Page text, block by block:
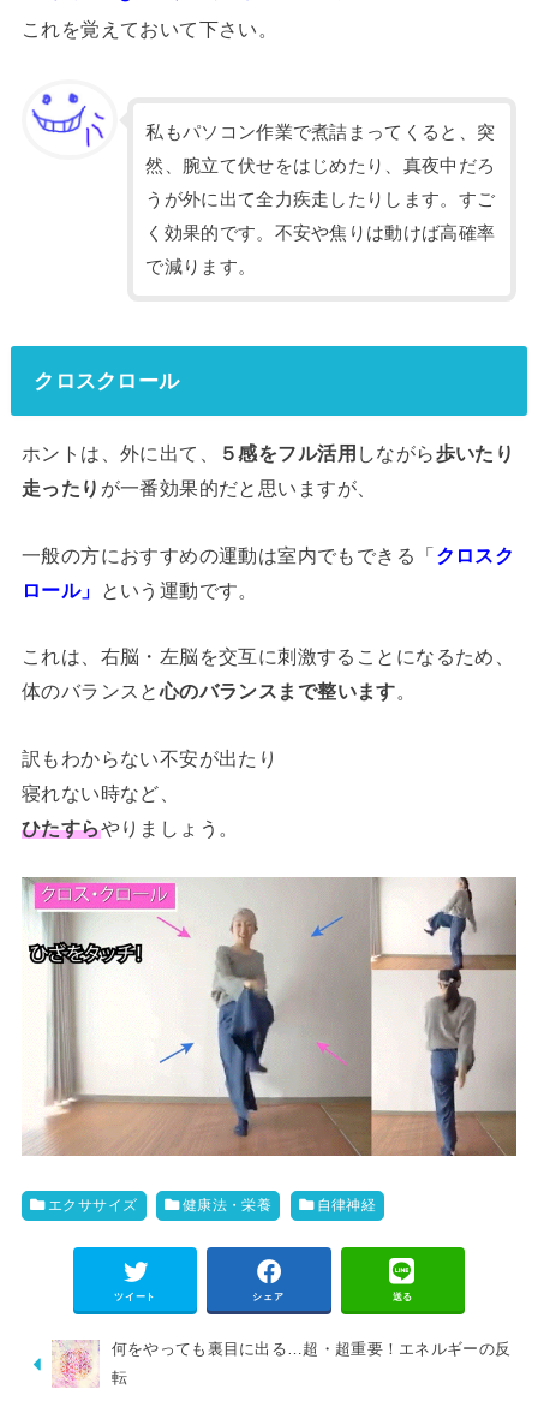
これを覚えておいて下さい。
私もパソコン作業で煮詰まってくると、突
然、腕立て伏せをはじめたり、真夜中だろ
うが外に出て全力疾走したりします。すご
く効果的です。不安や焦りは動けば高確率
で減ります。
クロスクロール
ホントは、外に出て、 ５感をフル活用 しながら歩いたり
走ったり が一番効果的だと思いますが、
一般の方におすすめの運動は室内でもできる「クロスク
ロール」
という運動です。
これは、右脳・左脳を交互に刺激することになるため、
体のバランスと心のバランスまで整います。
訳もわからない不安が出たり
寝れない時など、
ひたすらやりましょう。
エクササイズ 健康法・栄養 自律神経
ツイート シェア 送る
何をやっても裏目に出る…超・超重要！エネルギーの反
転